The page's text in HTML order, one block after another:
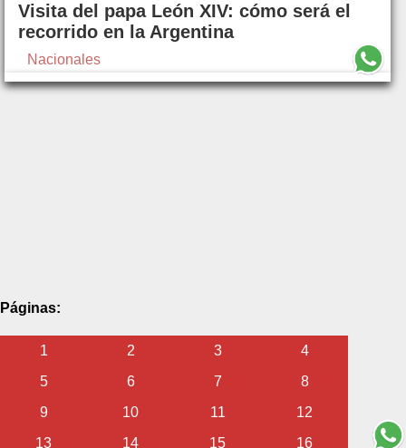
Visita del papa León XIV: cómo será el
recorrido en la Argentina
Nacionales
Páginas:
1 2 3
4
5
6 7
8
9
10 11
12
13
14 15 16